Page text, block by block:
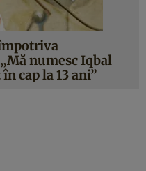
numesc Iqbal
cap la 13 ani”